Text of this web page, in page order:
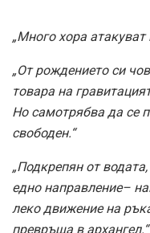
„Много хора
„От рождението си
товара на
Но самотрябва да се
свободен.“
„Подкрепян от
едно направление–
леко движение на
превръща в архангел.“